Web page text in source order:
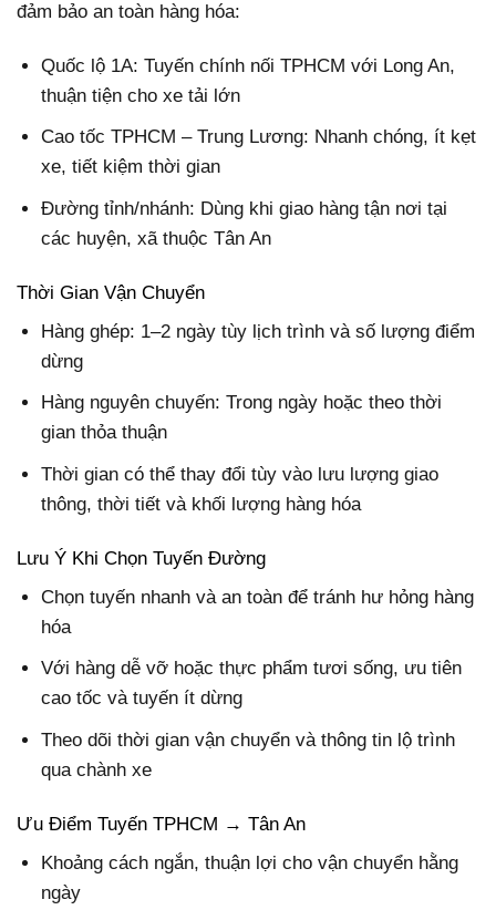
đảm bảo an toàn hàng hóa:
Quốc lộ 1A: Tuyến chính nối TPHCM với Long An,
thuận tiện cho xe tải lớn
Cao tốc TPHCM – Trung Lương: Nhanh chóng, ít kẹt
xe, tiết kiệm thời gian
Đường tỉnh/nhánh: Dùng khi giao hàng tận nơi tại
các huyện, xã thuộc Tân An
Thời Gian Vận Chuyển
Hàng ghép: 1–2 ngày tùy lịch trình và số lượng điểm
dừng
Hàng nguyên chuyến: Trong ngày hoặc theo thời
gian thỏa thuận
Thời gian có thể thay đổi tùy vào lưu lượng giao
thông, thời tiết và khối lượng hàng hóa
Lưu Ý Khi Chọn Tuyến Đường
Chọn tuyến nhanh và an toàn để tránh hư hỏng hàng
hóa
Với hàng dễ vỡ hoặc thực phẩm tươi sống, ưu tiên
cao tốc và tuyến ít dừng
Theo dõi thời gian vận chuyển và thông tin lộ trình
qua chành xe
Ưu Điểm Tuyến TPHCM → Tân An
Khoảng cách ngắn, thuận lợi cho vận chuyển hằng
ngày